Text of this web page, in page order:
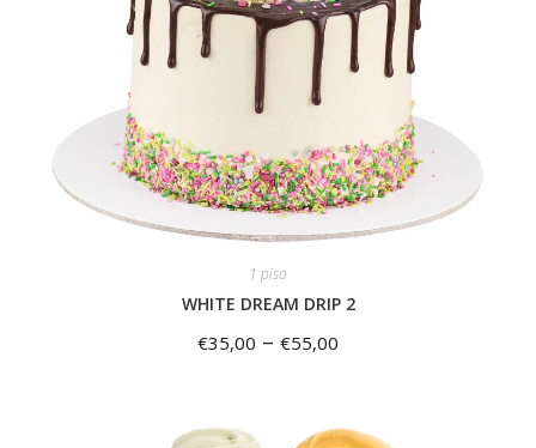
1 piso
WHITE DREAM DRIP 2
€35,00 – €55,00